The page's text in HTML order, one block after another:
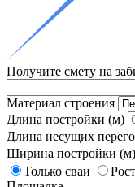
Получите смету на
Материал строения
Длина постройки (м)
Длина несущих
Ширина постройки (м)
Только сваи